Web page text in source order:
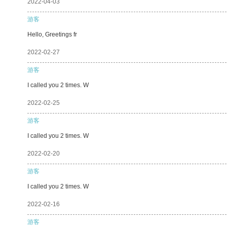
2022-04-03
游客
Hello, Greetings fr
2022-02-27
游客
I called you 2 times. W
2022-02-25
游客
I called you 2 times. W
2022-02-20
游客
I called you 2 times. W
2022-02-16
游客